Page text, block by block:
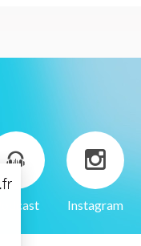
Podcast Instagram